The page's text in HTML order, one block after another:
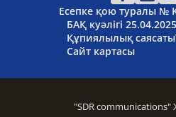
Есепке қою туралы №
БАҚ куәлігі
Құпиялылық саясаты
Сайт картасы
"SDR